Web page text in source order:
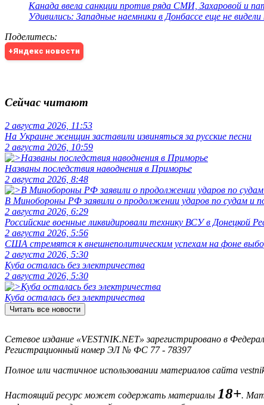
Канада ввела санкции против ряда СМИ, Захаровой и
Удивились: Западные наемники в Донбассе еще не
Поделитесь:
+Яндекс новости
Сейчас читают
2 августа 2026, 11:53
На Украине женщин заставили извиняться за русские песни
2 августа 2026, 10:59
Названы последствия наводнения в Приморье
2 августа 2026, 8:48
В Минобороны РФ заявили о продолжении ударов по судам и
2 августа 2026, 6:29
Российские военные ликвидировали технику ВСУ в Донецкой
2 августа 2026, 5:56
США стремятся к внешнеполитическим успехам на фоне
2 августа 2026, 5:30
Куба осталась без электричества
2 августа 2026, 5:30
Куба осталась без электричества
Читать все новости
Сетевое издание «VESTNIK.NET» зарегистрировано в
Регистрационный номер ЭЛ № ФС 77 - 78397
Полное или частичное использовании материалов сайта
Настоящий ресурс может содержать материалы 18+.